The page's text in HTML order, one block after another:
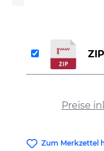
Preise
ZIP
Zum Merkzettel